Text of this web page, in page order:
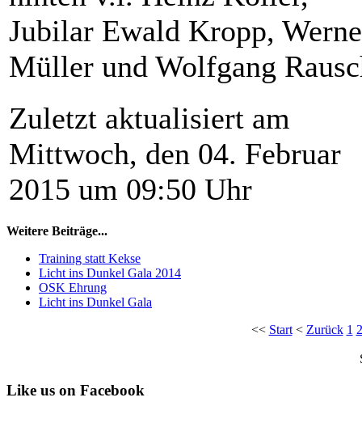
Jubilar Ewald Kropp,
Müller und Wolfgang
Zuletzt aktualisiert am
Mittwoch, den 04. Februar
2015 um 09:50 Uhr
Weitere Beiträge...
Training statt Kekse
Licht ins Dunkel Gala 2014
OSK Ehrung
Licht ins Dunkel Gala
<< Start< Zurück 1 2
Like us on Facebook